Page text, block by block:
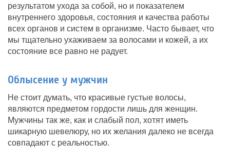
результатом ухода за собой, но и показателем
внутреннего здоровья, состояния и качества работы
всех органов и систем в организме. Часто бывает, что
мы тщательно ухаживаем за волосами и кожей, а их
состояние все равно не радует.
Облысение у мужчин
Не стоит думать, что красивые густые волосы,
являются предметом гордости лишь для женщин.
Мужчины так же, как и слабый пол, хотят иметь
шикарную шевелюру, но их желания далеко не всегда
совпадают с реальностью.